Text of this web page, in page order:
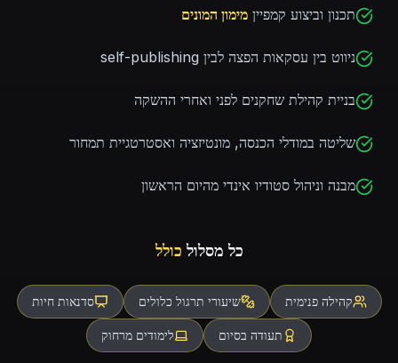
תכנון וביצוע קמפיין מימון המונים
ניווט בין עסקאות הפצה לבין self-publishing
בניית קהילת שחקנים לפני ואחרי ההשקה
שליטה במודלי הכנסה, מונטיזציה ואסטרטגיית תמחור
מבנה וניהול סטודיו אינדי מהיום הראשון
כל מסלול כולל
קהילה פנימית שיעורי תרגול כלולים סדנאות חיות
תעודה בסיום לימודים מרחוק